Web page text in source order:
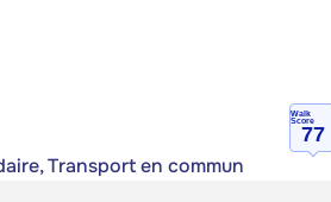
Walk
Score
77
Transport en commun